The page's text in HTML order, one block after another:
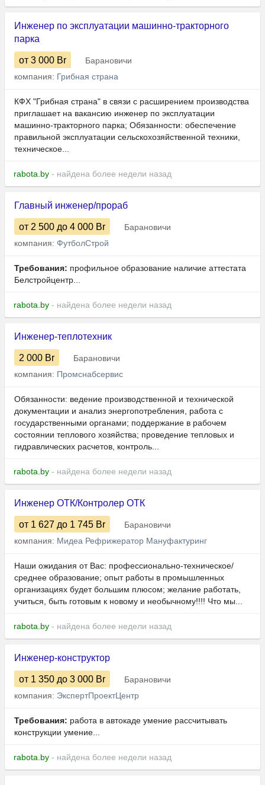
Инженер по эксплуатации машинно-тракторного
парка
от 3 000 Br
Барановичи
компания: Грибная страна
КФХ "Грибная страна" в связи с расширением производства
приглашает на вакансию инженер по эксплуатации
машинно-тракторного парка; Обязанности: обеспечение
правильной эксплуатации сельскохозяйственной техники,
техническое...
rabota.by - найдена более недели назад
Главный инженер/прораб
от 2 500 до 4 000 Br
Барановичи
компания: ФутболСтрой
Требования: профильное образование наличие аттестата
Белстройцентр...
rabota.by - найдена более недели назад
Инженер-теплотехник
2 000 Br
Барановичи
компания: Промснабсервис
Обязанности: ведение производственной и технической
документации и анализ энергопотребления, работа с
государственными органами; поддержание в рабочем
состоянии теплового хозяйства; проведение тепловых и
гидравлических расчетов, контроль...
rabota.by - найдена более недели назад
Инженер ОТК/Контролер ОТК
от 1 627 до 1 745 Br
Барановичи
компания: Мидеа Рефрижератор Мануфактуринг
Наши ожидания от Вас: профессионально-техническое/
среднее образование; опыт работы в промышленных
организациях будет большим плюсом; желание работать,
учиться, быть готовым к новому и необычному!!!! Что мы...
rabota.by - найдена более недели назад
Инженер-конструктор
от 1 350 до 3 000 Br
Барановичи
компания: ЭкспертПроектЦентр
Требования: работа в автокаде умение рассчитывать
конструкции умение...
rabota.by - найдена более недели назад